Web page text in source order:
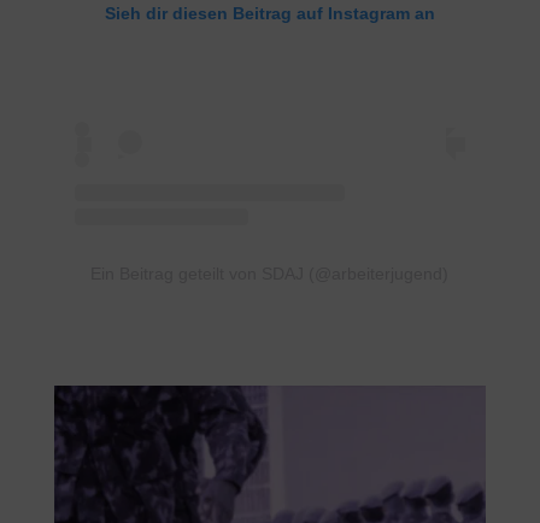
Sieh dir diesen Beitrag auf Instagram an